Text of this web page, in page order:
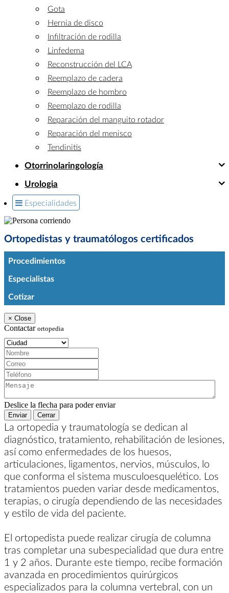
Gota
Hernia de disco
Infiltración de rodilla
Linfedema
Reconstrucción del LCA
Reemplazo de cadera
Reemplazo de hombro
Reemplazo de rodilla
Reparación del manguito rotador
Reparación del menisco
Tendinitis
Otorrinolaringología
Urologia
Especialidades
Ortopedistas y traumatólogos certificados
Procedimientos
Especialistas
Cotizar
× Close
Contactar ortopedia
Ciudad:
Nombre:
Correo:
Teléfono:
Mensaje:
Deslice la flecha para poder enviar
Enviar Cerrar
La ortopedia y traumatología se dedican al
diagnóstico, tratamiento, rehabilitación de lesiones,
así como enfermedades de los huesos,
articulaciones, ligamentos, nervios, músculos, lo
que conforma el sistema musculoesquelético. Los
tratamientos pueden variar desde medicamentos,
terapias, o cirugía dependiendo de las necesidades
y estilo de vida del paciente.
El ortopedista puede realizar cirugía de columna
tras completar una subespecialidad que dura entre
1 y 2 años. Durante este tiempo, recibe formación
avanzada en procedimientos quirúrgicos
especializados para la columna vertebral, con un